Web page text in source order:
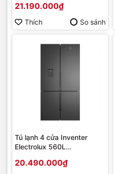
21.190.000₫
Thích So sánh
Tủ lạnh 4 cửa Inventer
Electrolux 560L
Hàng chính hãng
20.490.000₫